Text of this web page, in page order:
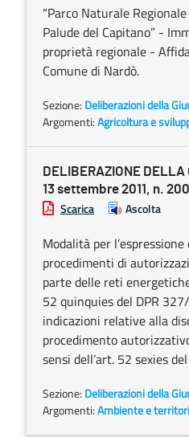
“Parco Naturale
Palude del Capitano” -
proprietà regionale -
Comune di Nardò.
Sezione: Deliberazioni della
Argomenti:Agricoltura e
DELIBERAZIONE DELLA
13 settembre 2011, n.
Scarica Ascolta
Modalità per l’espressione
procedimenti di
parte delle reti
52 quinquies del DPR
indicazioni relative alla
procedimento
sensi dell’art. 52 sexies
Sezione: Deliberazioni della
Argomenti:Ambiente e